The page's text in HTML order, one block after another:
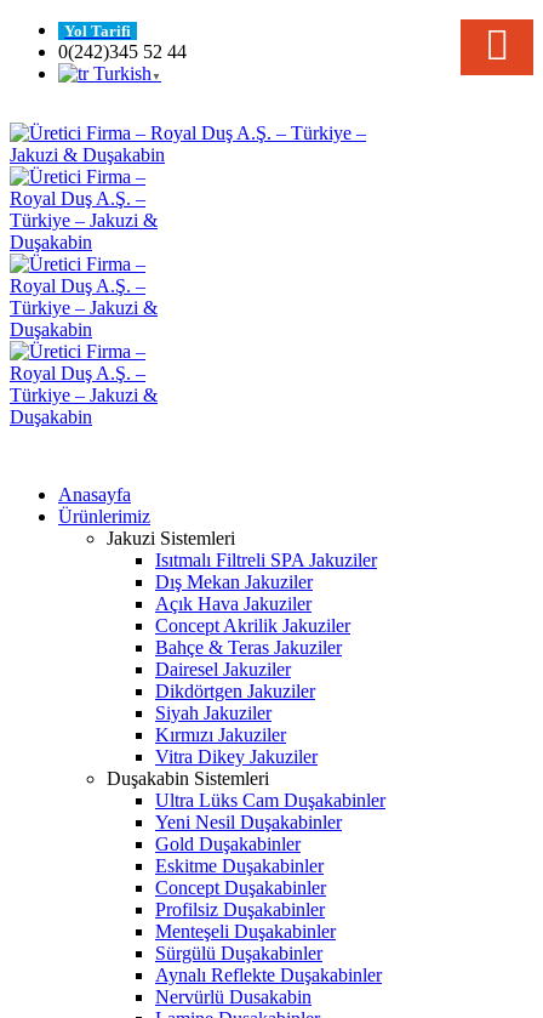
Yol Tarifi
0(242)345 52 44
Turkish ▼
Anasayfa
Ürünlerimiz
Jakuzi Sistemleri
Isıtmalı Filtreli SPA Jakuziler
Dış Mekan Jakuziler
Açık Hava Jakuziler
Concept Akrilik Jakuziler
Bahçe & Teras Jakuziler
Dairesel Jakuziler
Dikdörtgen Jakuziler
Siyah Jakuziler
Kırmızı Jakuziler
Vitra Dikey Jakuziler
Duşakabin Sistemleri
Ultra Lüks Cam Duşakabinler
Yeni Nesil Duşakabinler
Gold Duşakabinler
Eskitme Duşakabinler
Concept Duşakabinler
Profilsiz Duşakabinler
Menteşeli Duşakabinler
Sürgülü Duşakabinler
Aynalı Reflekte Duşakabinler
Nervürlü Dusakabin